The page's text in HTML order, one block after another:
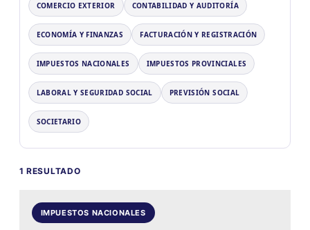
COMERCIO EXTERIOR CONTABILIDAD Y AUDITORÍA
ECONOMÍA Y FINANZAS FACTURACIÓN Y REGISTRACIÓN
IMPUESTOS NACIONALES IMPUESTOS PROVINCIALES
LABORAL Y SEGURIDAD SOCIAL PREVISIÓN SOCIAL
SOCIETARIO
1 RESULTADO
IMPUESTOS NACIONALES